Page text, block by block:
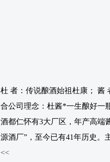
杜 者：传说酿酒始祖杜康； 酱
合公司理念：杜酱*一生酿好一
酒都仁怀有3大厂区，年产高端
源酒厂”，至今已有41年历史。
<<